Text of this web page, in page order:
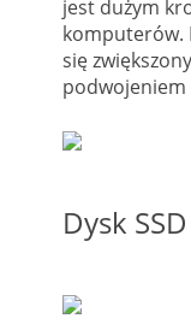
jest dużym
komputerów.
się
Dysk SSD